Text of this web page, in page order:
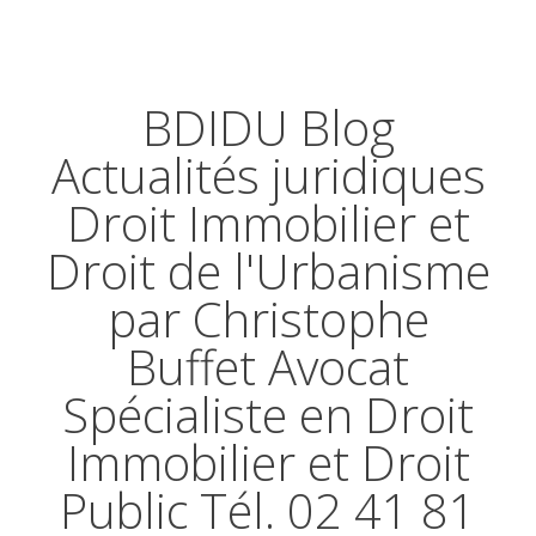
BDIDU Blog
Actualités juridiques
Droit Immobilier et
Droit de l'Urbanisme
par Christophe
Buffet Avocat
Spécialiste en Droit
Immobilier et Droit
Public Tél. 02 41 81